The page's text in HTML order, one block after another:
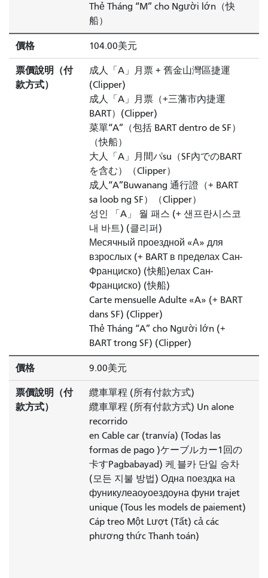
Thẻ Tháng “M” cho Người lớn（快
船）
價格 104.00美元
票價說明（付
款方式）
成人「A」月票 + 舊金山灣區捷運
(Clipper)
成人「A」月票（+三藩市內捷運
BART）(Clipper)
菜單“A”（包括 BART dentro de SF）
（快船）
大人「A」月間パsu（SF內でのBART
を含む）（Clipper）
成人“A”Buwanang 通行證（+ BART
sa loob ng SF）（Clipper）
성인 「A」 월 패스 (+ 샌프란시스코
내 바트) (클리퍼)
Месячный проездной «А» для
взрослых (+ BART в пределах Сан-
Франциско) (快船)елах Сан-
Франциско) (快船)
Carte mensuelle Adulte «A» (+ BART
dans SF) (Clipper)
Thẻ Tháng “A” cho Người lớn (+
BART trong SF) (Clipper)
價格 9.00美元
票價說明（付
款方式）
纜車單程 (所有付款方式)
纜車單程 (所有付款方式) Un alone
recorrido
en Cable car (tranvía) (Todas las
formas de pago )ケーブルカー1回の
卡すPagbabayad) 케ָ 블카 단일 승차
(모든 지불 방법) Одна поездка на
фуникулеаоyоездоyна фуни trajet
unique (Tous les models de paiement)
Cáp treo Một Lượt (Tất) cả các
phương thức Thanh toán)